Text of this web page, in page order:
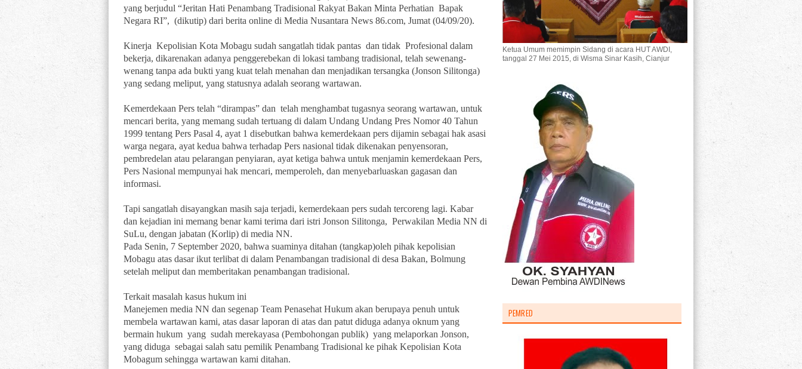
yang berjudul “Jeritan Hati Penambang Tradisional Rakyat Bakan Minta Perhatian Bapak
Negara RI”, (dikutip) dari berita online di Media Nusantara News 86.com, Jumat (04/09/20).
Kinerja Kepolisian Kota Mobagu sudah sangatlah tidak pantas dan tidak Profesional dalam
bekerja, dikarenakan adanya penggerebekan di lokasi tambang tradisional, telah sewenang-
wenang tanpa ada bukti yang kuat telah menahan dan menjadikan tersangka (Jonson Silitonga)
yang sedang meliput, yang statusnya adalah seorang wartawan.
Kemerdekaan Pers telah “dirampas” dan telah menghambat tugasnya seorang wartawan, untuk
mencari berita, yang memang sudah tertuang di dalam Undang Undang Pres Nomor 40 Tahun
1999 tentang Pers Pasal 4, ayat 1 disebutkan bahwa kemerdekaan pers dijamin sebagai hak asasi
warga negara, ayat kedua bahwa terhadap Pers nasional tidak dikenakan penyensoran,
pembredelan atau pelarangan penyiaran, ayat ketiga bahwa untuk menjamin kemerdekaan Pers,
Pers Nasional mempunyai hak mencari, memperoleh, dan menyebarluaskan gagasan dan
informasi.
Tapi sangatlah disayangkan masih saja terjadi, kemerdekaan pers sudah tercoreng lagi. Kabar
dan kejadian ini memang benar kami terima dari istri Jonson Silitonga, Perwakilan Media NN di
SuLu, dengan jabatan (Korlip) di media NN.
Pada Senin, 7 September 2020, bahwa suaminya ditahan (tangkap)oleh pihak kepolisian
Mobagu atas dasar ikut terlibat di dalam Penambangan tradisional di desa Bakan, Bolmung
setelah meliput dan memberitakan penambangan tradisional.
Terkait masalah kasus hukum ini
Manejemen media NN dan segenap Team Penasehat Hukum akan berupaya penuh untuk
membela wartawan kami, atas dasar laporan di atas dan patut diduga adanya oknum yang
bermain hukum yang sudah merekayasa (Pembohongan publik) yang melaporkan Jonson,
yang diduga sebagai salah satu pemilik Penambang Tradisional ke pihak Kepolisian Kota
Mobagum sehingga wartawan kami ditahan.
Ketua Umum memimpin Sidang di acara HUT AWDI,
tanggal 27 Mei 2015, di Wisma Sinar Kasih, Cianjur
PEMRED